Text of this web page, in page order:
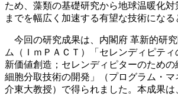
ため、藻類の基礎研究から地球温暖化対
までを幅広く加速する有望な技術になる
今回の研究成果は、内閣府 革新的研
ム（ＩｍＰＡＣＴ）「セレンディピテ
新価値創造；セレンディピターのため
細胞分取技術の開発」（プログラム・
介東大教授）で得られました。本成果は